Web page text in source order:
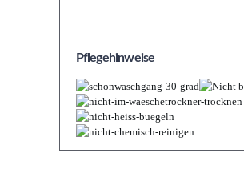
Pflegehinweise